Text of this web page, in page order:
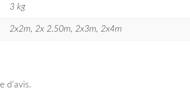
3 kg
2x2m, 2x 2.50m, 2x3m, 2x4m
d’avis.